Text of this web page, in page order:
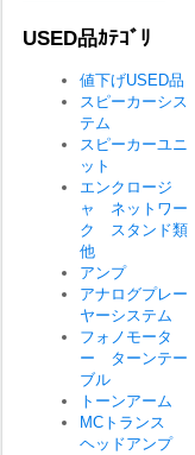
USED品ｶﾃｺﾞﾘ
値下げUSED品
スピーカーシス
テム
スピーカーユニ
ット
エンクロージ
ャ ネットワー
ク スタンド類
他
アンプ
アナログプレー
ヤーシステム
フォノモータ
ー ターンテー
ブル
トーンアーム
MCトランス
ヘッドアンプ